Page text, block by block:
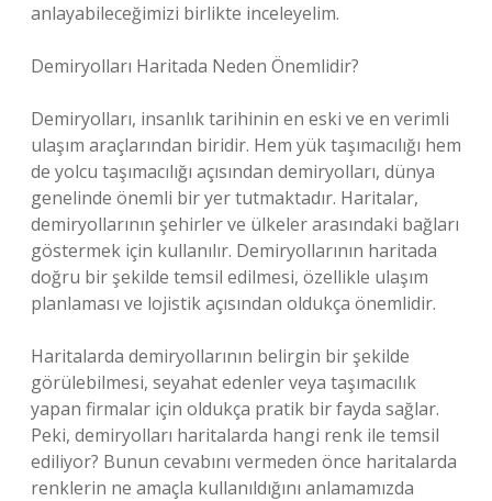
anlayabileceğimizi birlikte inceleyelim.
Demiryolları Haritada Neden Önemlidir?
Demiryolları, insanlık tarihinin en eski ve en verimli
ulaşım araçlarından biridir. Hem yük taşımacılığı hem
de yolcu taşımacılığı açısından demiryolları, dünya
genelinde önemli bir yer tutmaktadır. Haritalar,
demiryollarının şehirler ve ülkeler arasındaki bağları
göstermek için kullanılır. Demiryollarının haritada
doğru bir şekilde temsil edilmesi, özellikle ulaşım
planlaması ve lojistik açısından oldukça önemlidir.
Haritalarda demiryollarının belirgin bir şekilde
görülebilmesi, seyahat edenler veya taşımacılık
yapan firmalar için oldukça pratik bir fayda sağlar.
Peki, demiryolları haritalarda hangi renk ile temsil
ediliyor? Bunun cevabını vermeden önce haritalarda
renklerin ne amaçla kullanıldığını anlamamızda